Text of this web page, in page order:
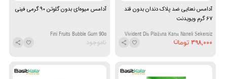
آدامس نعنایی ضد پلاک دندان بدون قند
67 گرم ویویدنت
Vivident Diş Plağına Karşı Naneli Şekersiz
Sakız 67 g
398,000
آدامس میوه‌ای بدون گلوتن 90 گرمی فینی
Fini Fruits Bubble Gum 90g
ناموجود